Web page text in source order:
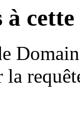
à
la